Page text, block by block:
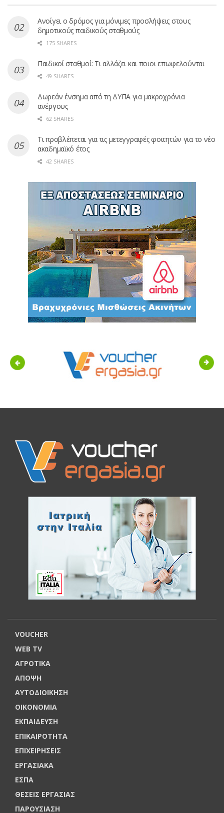
Ανοίγει ο δρόμος για μόνιμες προσλήψεις στους
δημοτικούς παιδικούς σταθμούς
175 SHARES
Παιδικοί σταθμοί: Τι αλλάζει και ποιοι επωφελούνται
49 SHARES
Δωρεάν ένσημα από τη ΔΥΠΑ για μακροχρόνια
ανέργους
62 SHARES
Τι προβλέπεται για τις μετεγγραφές φοιτητών για το νέο
ακαδημαϊκό έτος
42 SHARES
Previous Next
VOUCHER
WEB TV
ΑΓΡΟΤΙΚΑ
ΑΠΟΨΗ
ΑΥΤΟΔΙΟΙΚΗΣΗ
ΟΙΚΟΝΟΜΙΑ
ΕΚΠΑΙΔΕΥΣΗ
ΕΠΙΚΑΙΡΟΤΗΤΑ
ΕΠΙΧΕΙΡΗΣΕΙΣ
ΕΡΓΑΣΙΑΚΑ
ΕΣΠΑ
ΘΕΣΕΙΣ ΕΡΓΑΣΙΑΣ
ΠΑΡΟΥΣΙΑΣΗ